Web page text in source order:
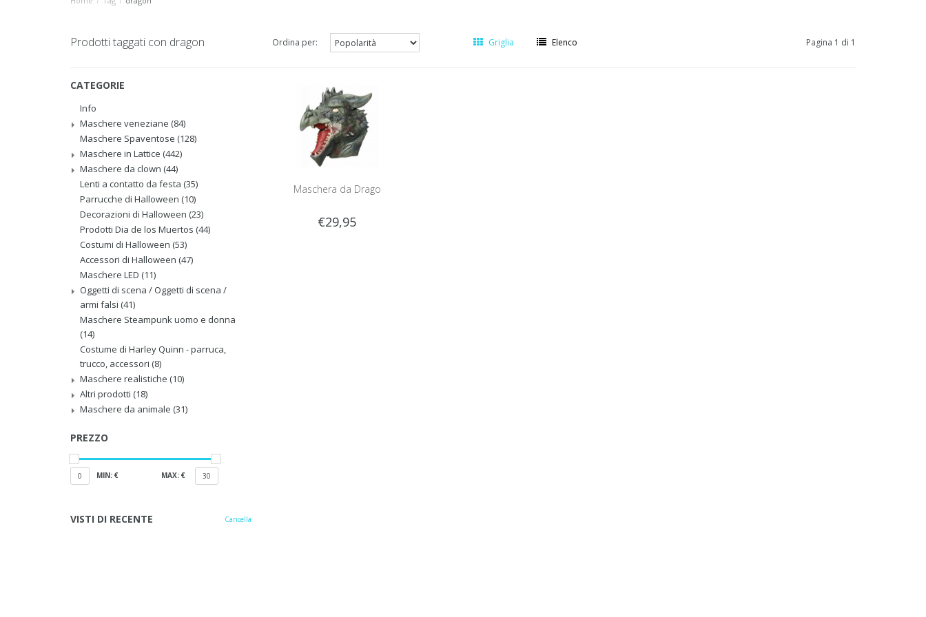
Prodotti taggati con dragon Ordina per: Griglia Elenco Pagina 1 di 1
CATEGORIE
Info
Maschere veneziane (84)
Maschere Spaventose (128)
Maschere in Lattice (442)
Maschere da clown (44)
Lenti a contatto da festa (35)
Parrucche di Halloween (10)
Decorazioni di Halloween (23)
Prodotti Dia de los Muertos (44)
Costumi di Halloween (53)
Accessori di Halloween (47)
Maschere LED (11)
Oggetti di scena / Oggetti di scena /
armi falsi (41)
Maschere Steampunk uomo e donna
(14)
Costume di Harley Quinn - parruca,
trucco, accessori (8)
Maschere realistiche (10)
Altri prodotti (18)
Maschere da animale (31)
PREZZO
0 MIN: € MAX: € 30
VISTI DI RECENTE Cancella
Maschera da Drago
€29,95